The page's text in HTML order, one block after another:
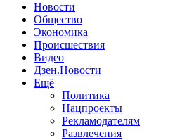
Новости
Общество
Экономика
Происшествия
Видео
Дзен.Новости
Ещё
Политика
Нацпроекты
Рекламодателям
Развлечения